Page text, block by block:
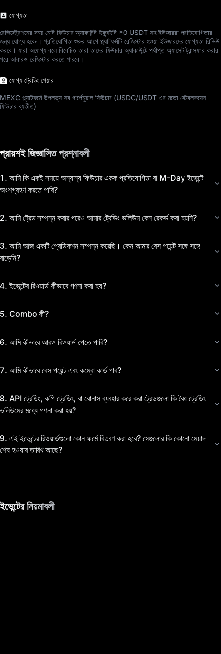
যোগ্যতা
রেজিস্ট্রেশনের সময় মোট ফিউচার অ্যাকাউন্ট ইক্যুইটি ≥0 USDT সহ ইউজাররা প্রতিযোগিতার
জন্য যোগ্য হবেন। প্রতিযোগিতা শুরুর আগে প্ল্যাটফর্মটি রেজিস্টার হওয়া ইউজারদের যোগ্যতা রিভিউ
করবে। যারা অযোগ্য বলে বিবেচিত তারা তাদের ফিউচার অ্যাকাউন্টে পর্যাপ্ত অ্যাসেট ট্রান্সফার করার
পরে আবারও রেজিস্টার করতে পারবে।
যোগ্য ট্রেডিং পেয়ার
MEXC প্ল্যাটফর্মে উপলভ্য সব পার্পেচুয়াল ফিউচার (USDC/USDT এর মতো স্টেবলকয়েন
ফিউচার ব্যতীত)
প্রায়শই জিজ্ঞাসিত প্রশ্নাবলী
1 . আমি কি একই সময়ে অন্যান্য ফিউচার একক প্রতিযোগিতা বা M-Day ইভেন্টে
অংশগ্রহণ করতে পারি?
2. আমি ট্রেড সম্পন্ন করার পরেও আমার ট্রেডিং ভলিউম কেন রেকর্ড করা হয়নি?
3. আমি আজ একটি প্রেডিকশন সম্পন্ন করেছি। কেন আমার বেস পয়েন্ট সঙ্গে সঙ্গে
বাড়েনি?
4.ইভেন্টের রিওয়ার্ড কীভাবে গণনা করা হয়?
5. Combo কী?
6. আমি কীভাবে আরও রিওয়ার্ড পেতে পারি?
7. আমি কীভাবে বেস পয়েন্ট এবং কম্বো কার্ড পাব?
8. API ট্রেডিং, কপি ট্রেডিং, বা বোনাস ব্যবহার করে করা ট্রেডগুলো কি বৈধ ট্রেডিং
ভলিউমের মধ্যে গণনা করা হয়?
9. এই ইভেন্টের রিওয়ার্ডগুলো কোন ফর্মে বিতরণ করা হবে? সেগুলোর কি কোনো মেয়াদ
শেষ হওয়ার তারিখ আছে?
ইভেন্টের নিয়মাবলী